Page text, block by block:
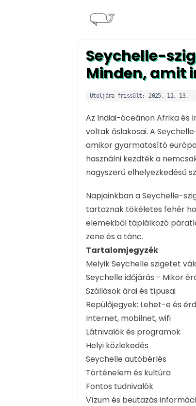
Seychelle-
Minden, amit
Utoljára frissült: 2025. 11. 13.
Az Indiai-óceánon Afrika
voltak őslakosai. A
amikor gyarmatosító
használni kezdték a
nagyszerű elhelyezkedésű
Napjainkban a Seychelle-
tartoznak tökéletes fehér
elemekből táplálkozó
zene és a tánc.
Tartalomjegyzék
Melyik Seychelle szigetet
Seychelle időjárás - Mikor
Szállások árai és típusai
Repülőjegyek: Lehet-e és
Internet, mobilnet, wifi
Látnivalók és programok
Helyi közlekedés
Seychelle autóbérlés
Történelem és kultúra
Fontos tudnivalók
Vízum és beutazás